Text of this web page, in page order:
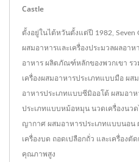
Castle
ตั้งอยู่ในไต้หวันตั้งแต่ปี 1982, Seven
ผสมอาหารและเครื่องประมวลผลอา
อาหาร ผลิตภัณฑ์หลักของพวกเขา รว
เครื่องผสมอาหารประเภทแบบมือ ผ
อาหารประเภทแบบซีมิออโต้ ผสมอา
ประเภทแบบหม้อหมุน นวดเครื่องนว
ญากาศ ผสมอาหารประเภทแบบนอน
เครื่องบด ถอดเปลือกถั่ว และเครื่องตั
คุณภาพสูง